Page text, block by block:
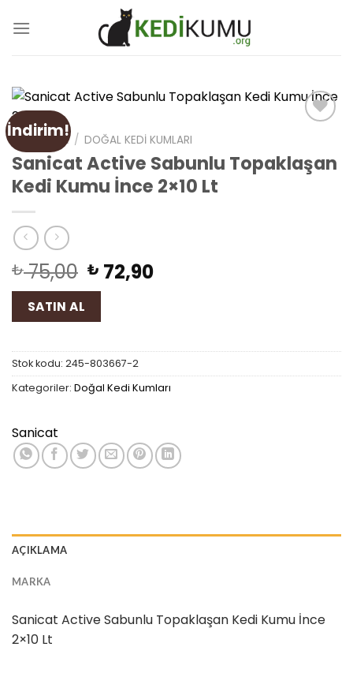
İndirim!
wishlist
ANA SAYFA / DOĞAL KEDI KUMLARI
Sanicat Active Sabunlu Topaklaşan
Kedi Kumu İnce 2×10 Lt
₺75,00 ₺ 72,90
SATIN AL
Stok kodu: 245-803667-2
Kategoriler: Doğal Kedi Kumları
Sanicat
AÇIKLAMA
MARKA
Sanicat Active Sabunlu Topaklaşan Kedi Kumu İnce
2×10 Lt